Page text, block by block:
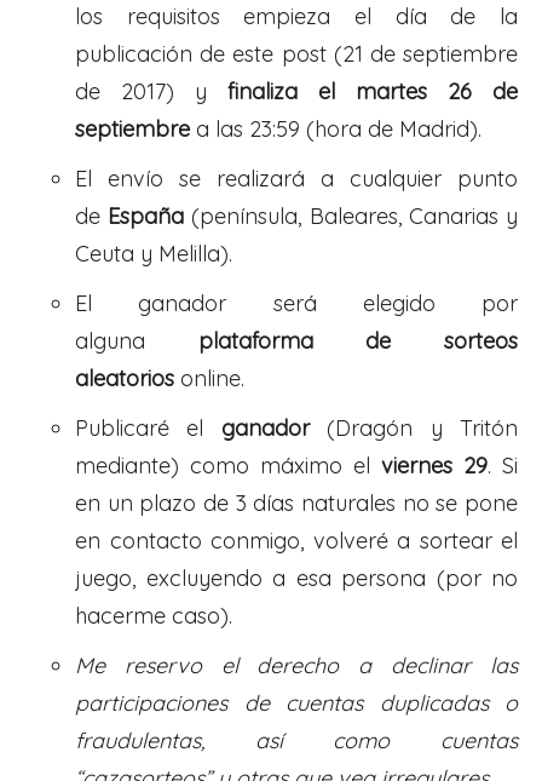
los requisitos empieza el día de la
publicación de este post (21 de septiembre
de 2017) y finaliza el martes 26 de
septiembre a las 23:59 (hora de Madrid).
El envío se realizará a cualquier punto
de España (península, Baleares, Canarias y
Ceuta y Melilla).
El ganador será elegido por
alguna plataforma de sorteos
aleatorios online.
Publicaré el ganador(Dragón y Tritón
mediante) como máximo el viernes 29. Si
en un plazo de 3 días naturales no se pone
en contacto conmigo, volveré a sortear el
juego, excluyendo a esa persona (por no
hacerme caso).
Me reservo el derecho a declinar las
participaciones de cuentas duplicadas o
fraudulentas, así como cuentas